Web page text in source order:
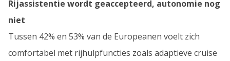
Rijassistentie wordt geaccepteerd, autonomie nog
niet
Tussen 42% en 53% van de Europeanen voelt zich
comfortabel met rijhulpfuncties zoals adaptieve cruise